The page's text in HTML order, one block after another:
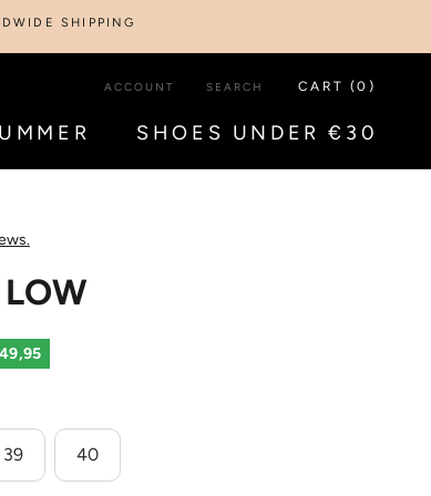
SHOES UNDER €30
ACCOUNT SEARCH CART (0 )
39 40